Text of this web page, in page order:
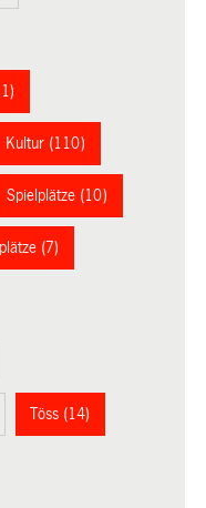
Kultur (110)
Spielplätze (10)
(7)
Töss (14)